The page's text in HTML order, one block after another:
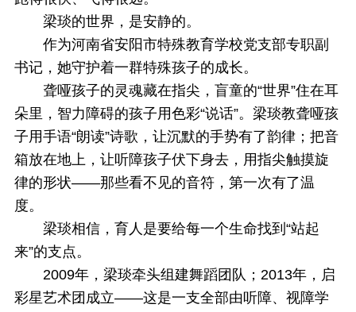
梁琰的世界，是安静的。
作为河南省安阳市特殊教育学校党支部专职副
书记，她守护着一群特殊孩子的成长。
聋哑孩子的灵魂藏在指尖，盲童的“世界”住在耳
朵里，智力障碍的孩子用色彩“说话”。梁琰教聋哑孩
子用手语“朗读”诗歌，让沉默的手势有了韵律；把音
箱放在地上，让听障孩子伏下身去，用指尖触摸旋
律的形状——那些看不见的音符，第一次有了温
度。
梁琰相信，育人是要给每一个生命找到“站起
来”的支点。
2009年，梁琰牵头组建舞蹈团队；2013年，启
彩星艺术团成立——这是一支全部由听障、视障学